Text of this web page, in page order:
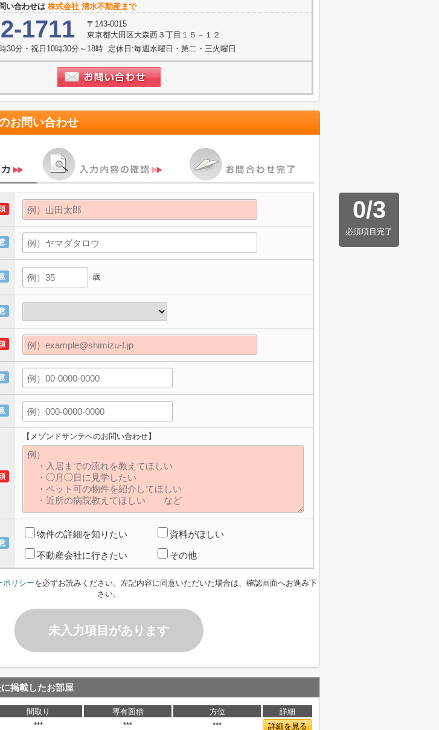
い合わせは 株式会社 清水不動産まで
1711
〒143-0015
東京都大田区大森西３丁目１５－１２
30分・祝日10時30分～18時 定休日:毎週水曜日・第二・三火曜日
お問い合わせ
0/3
必須項目完了
歳
【メゾンドサンテへのお問い合わせ】
物件の詳細を知りたい 資料がほしい
不動産会社に行きたい その他
ポリシーを必ずお読みください。左記内容に同意いただいた場合は、確認画面へお進み下
さい。
未入力項目があります
掲載したお部屋
間取り 専有面積 方位
詳細
*** *** *** 詳細を見る